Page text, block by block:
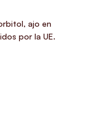
ajo en
por la UE.